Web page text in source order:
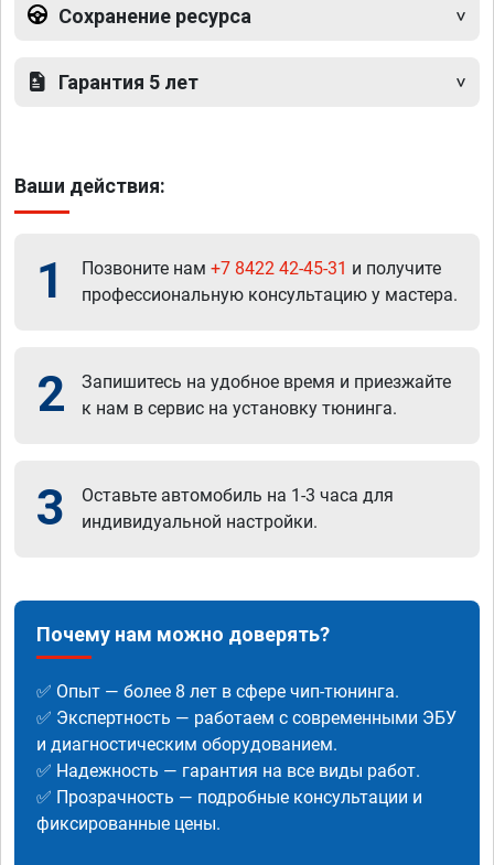
Сохранение ресурса
Гарантия 5 лет
Ваши действия:
1 Позвоните нам +7 8422 42-45-31 и получите
профессиональную консультацию у мастера.
2
Запишитесь на удобное время и приезжайте
к нам в сервис на установку тюнинга.
3
Оставьте автомобиль на 1-3 часа для
индивидуальной настройки.
Почему нам можно доверять?
✅ Опыт — более 8 лет в сфере чип-тюнинга.
✅ Экспертность — работаем с современными ЭБУ
и диагностическим оборудованием.
✅ Надежность — гарантия на все виды работ.
✅ Прозрачность — подробные консультации и
фиксированные цены.